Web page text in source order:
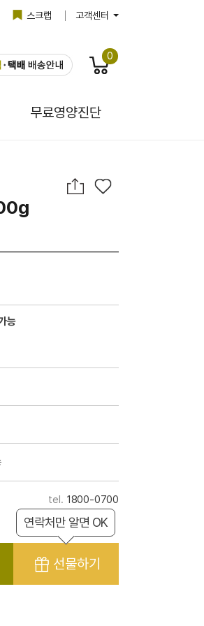
스크랩 고객센터
0
무료영양진단
능
1800-0700
선물하기
연락처만 알면 OK